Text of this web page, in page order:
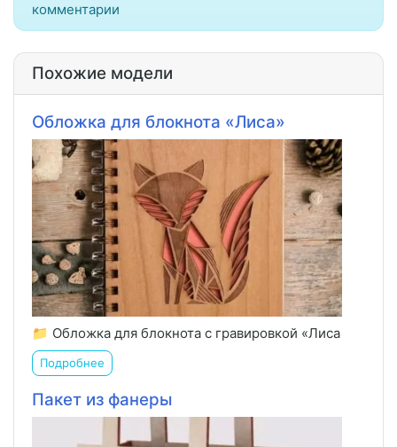
комментарии
Похожие модели
Обложка для блокнота «Лиса»
📁 Обложка для блокнота с гравировкой «Лиса
Подробнее
Пакет из фанеры